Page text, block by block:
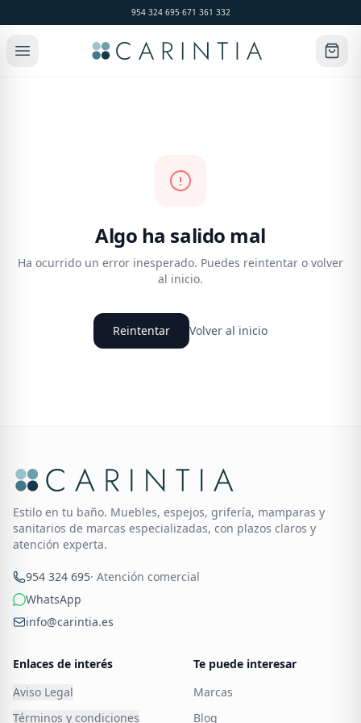
954 324 695·671 361 332
Algo ha salido mal
Ha ocurrido un error inesperado. Puedes reintentar o volver
al inicio.
Reintentar Volver al inicio
Estilo en tu baño. Muebles, espejos, grifería, mamparas y
sanitarios de marcas especializadas, con plazos claros y
atención experta.
954 324 695· Atención comercial
WhatsApp
info@carintia.es
Enlaces de interés
Aviso Legal
Términos y condiciones
Te puede interesar
Marcas
Blog